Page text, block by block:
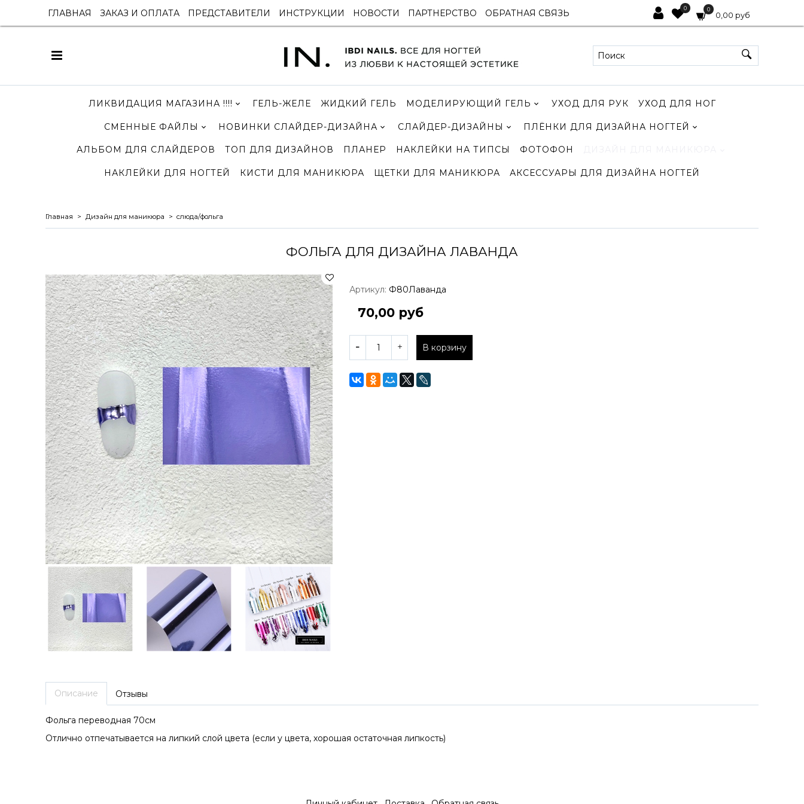
ГЛАВНАЯ ЗАКАЗ И ОПЛАТА ПРЕДСТАВИТЕЛИ ИНСТРУКЦИИ НОВОСТИ ПАРТНЕРСТВО ОБРАТНАЯ СВЯЗЬ 0 0
0,00 руб
ЛИКВИДАЦИЯ МАГАЗИНА !!!! ГЕЛЬ-ЖЕЛЕ ЖИДКИЙ ГЕЛЬ МОДЕЛИРУЮЩИЙ ГЕЛЬ УХОД ДЛЯ РУК УХОД ДЛЯ НОГ
СМЕННЫЕ ФАЙЛЫ НОВИНКИ СЛАЙДЕР-ДИЗАЙНА СЛАЙДЕР-ДИЗАЙНЫ ПЛЁНКИ ДЛЯ ДИЗАЙНА НОГТЕЙ
АЛЬБОМ ДЛЯ СЛАЙДЕРОВ ТОП ДЛЯ ДИЗАЙНОВ ПЛАНЕР НАКЛЕЙКИ НА ТИПСЫ ФОТОФОН
НАКЛЕЙКИ ДЛЯ НОГТЕЙ КИСТИ ДЛЯ МАНИКЮРА ЩЕТКИ ДЛЯ МАНИКЮРА АКСЕССУАРЫ ДЛЯ ДИЗАЙНА НОГТЕЙ
Главная Дизайн для маникюра слюда/фольга
ФОЛЬГА ДЛЯ ДИЗАЙНА ЛАВАНДА
Артикул: Ф80Лаванда
70,00 руб
В корзину
Описание
Фольга переводная 70см
Отлично отпечатывается на липкий слой цвета (если у цвета, хорошая остаточная липкость)
Отзывы